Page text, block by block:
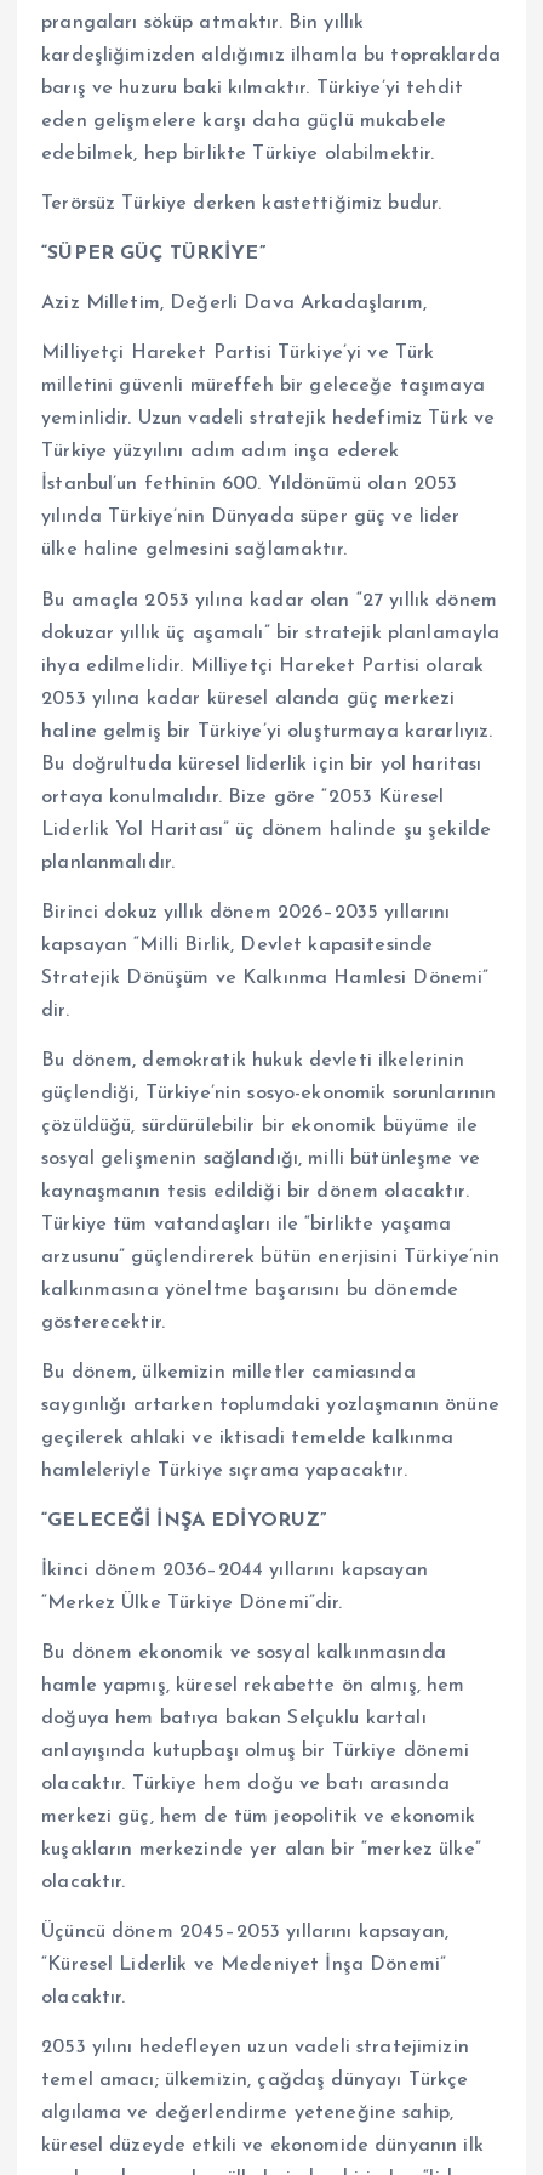
prangaları söküp atmaktır. Bin yıllık
kardeşliğimizden aldığımız ilhamla bu topraklarda
barış ve huzuru baki kılmaktır. Türkiye’yi tehdit
eden gelişmelere karşı daha güçlü mukabele
edebilmek, hep birlikte Türkiye olabilmektir.
Terörsüz Türkiye derken kastettiğimiz budur.
“SÜPER GÜÇ TÜRKİYE”
Aziz Milletim, Değerli Dava Arkadaşlarım,
Milliyetçi Hareket Partisi Türkiye’yi ve Türk
milletini güvenli müreffeh bir geleceğe taşımaya
yeminlidir. Uzun vadeli stratejik hedefimiz Türk ve
Türkiye yüzyılını adım adım inşa ederek
İstanbul’un fethinin 600. Yıldönümü olan 2053
yılında Türkiye’nin Dünyada süper güç ve lider
ülke haline gelmesini sağlamaktır.
Bu amaçla 2053 yılına kadar olan “27 yıllık dönem
dokuzar yıllık üç aşamalı” bir stratejik planlamayla
ihya edilmelidir. Milliyetçi Hareket Partisi olarak
2053 yılına kadar küresel alanda güç merkezi
haline gelmiş bir Türkiye’yi oluşturmaya kararlıyız.
Bu doğrultuda küresel liderlik için bir yol haritası
ortaya konulmalıdır. Bize göre “2053 Küresel
Liderlik Yol Haritası” üç dönem halinde şu şekilde
planlanmalıdır.
Birinci dokuz yıllık dönem 2026–2035 yıllarını
kapsayan “Milli Birlik, Devlet kapasitesinde
Stratejik Dönüşüm ve Kalkınma Hamlesi Dönemi”
dir.
Bu dönem, demokratik hukuk devleti ilkelerinin
güçlendiği, Türkiye’nin sosyo-ekonomik sorunlarının
çözüldüğü, sürdürülebilir bir ekonomik büyüme ile
sosyal gelişmenin sağlandığı, milli bütünleşme ve
kaynaşmanın tesis edildiği bir dönem olacaktır.
Türkiye tüm vatandaşları ile “birlikte yaşama
arzusunu” güçlendirerek bütün enerjisini Türkiye’nin
kalkınmasına yöneltme başarısını bu dönemde
gösterecektir.
Bu dönem, ülkemizin milletler camiasında
saygınlığı artarken toplumdaki yozlaşmanın önüne
geçilerek ahlaki ve iktisadi temelde kalkınma
hamleleriyle Türkiye sıçrama yapacaktır.
“GELECEĞİ İNŞA EDİYORUZ”
İkinci dönem 2036–2044 yıllarını kapsayan
“Merkez Ülke Türkiye Dönemi”dir.
Bu dönem ekonomik ve sosyal kalkınmasında
hamle yapmış, küresel rekabette ön almış, hem
doğuya hem batıya bakan Selçuklu kartalı
anlayışında kutupbaşı olmuş bir Türkiye dönemi
olacaktır. Türkiye hem doğu ve batı arasında
merkezi güç, hem de tüm jeopolitik ve ekonomik
kuşakların merkezinde yer alan bir “merkez ülke”
olacaktır.
Üçüncü dönem 2045–2053 yıllarını kapsayan,
“Küresel Liderlik ve Medeniyet İnşa Dönemi”
olacaktır.
2053 yılını hedefleyen uzun vadeli stratejimizin
temel amacı; ülkemizin, çağdaş dünyayı Türkçe
algılama ve değerlendirme yeteneğine sahip,
küresel düzeyde etkili ve ekonomide dünyanın ilk